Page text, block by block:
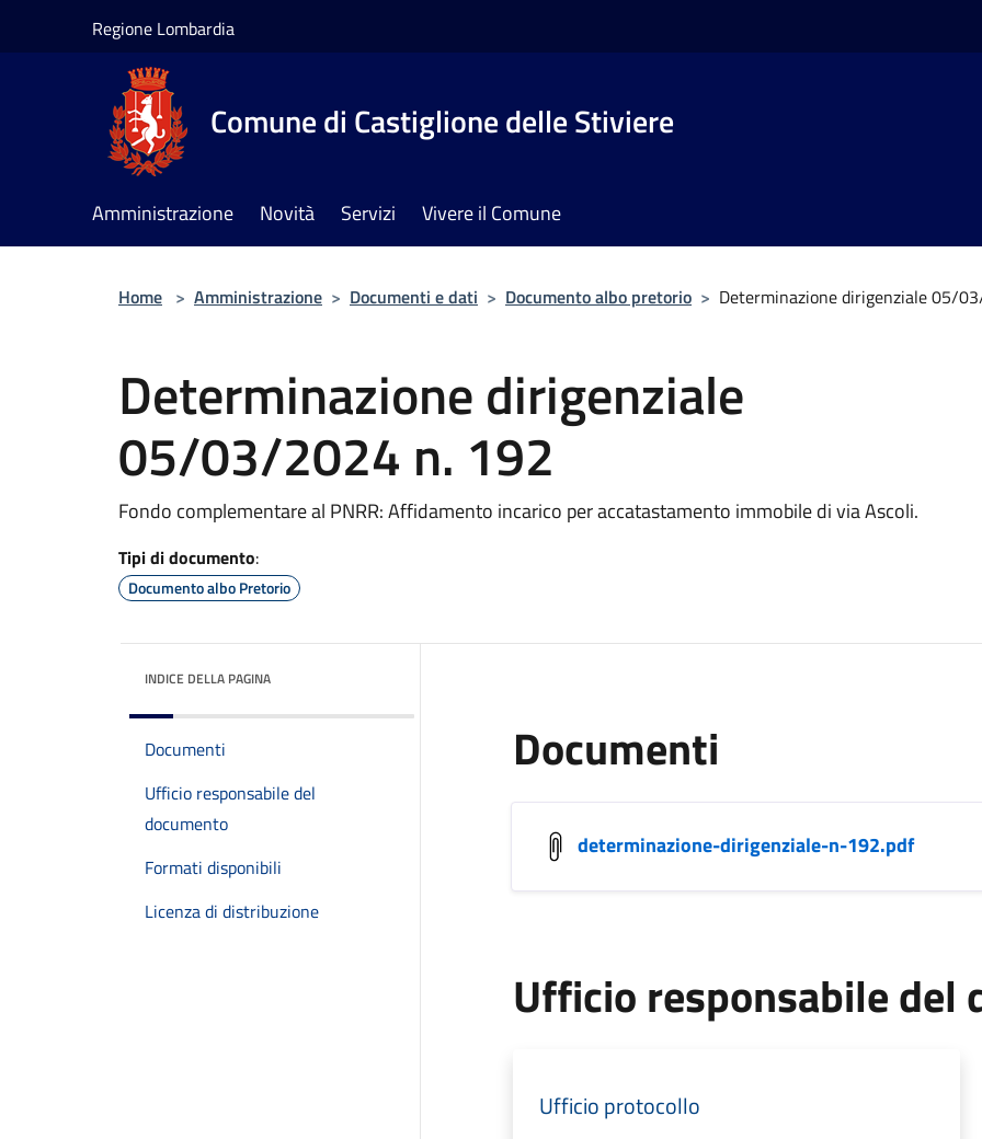
Regione Lombardia
Comune di Castiglione delle Stiviere
Amministrazione Novità Servizi Vivere il Comune
Home > Amministrazione > Documenti e dati > Documento albo pretorio > Determinazione dirigenziale 05/
Determinazione dirigenziale
05/03/2024 n. 192
Fondo complementare al PNRR: Affidamento incarico per accatastamento immobile di via Ascoli.
Tipi di documento:
Documento albo Pretorio
INDICE DELLA PAGINA
Documenti
Ufficio responsabile del
documento
Formati disponibili
Licenza di distribuzione
Documenti
determinazione-dirigenziale-n-192.pdf
Ufficio responsabile del
Ufficio protocollo